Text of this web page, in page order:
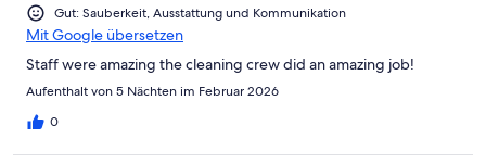
Gut: Sauberkeit, Ausstattung und Kommunikation
Mit Google übersetzen
Staff were amazing the cleaning crew did an amazing job!
Aufenthalt von 5 Nächten im Februar 2026
0